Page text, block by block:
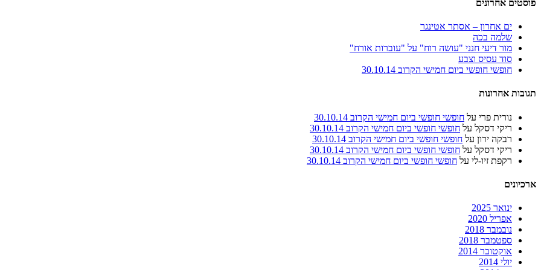
פוסטים אחרונים
ים אחרון – אסתר אטינגר
שלמה בכה
מור דיעי חנני "עושה רוח" על "עוברות אורח"
סוד עסיס וצבע
חופשי חופשי ביום חמישי הקרוב 30.10.14
תגובות אחרונות
נורית פרי על חופשי חופשי ביום חמישי הקרוב 30.10.14
ריקי דסקל על חופשי חופשי ביום חמישי הקרוב 30.10.14
רבקה ירון על חופשי חופשי ביום חמישי הקרוב 30.10.14
ריקי דסקל על חופשי חופשי ביום חמישי הקרוב 30.10.14
רקפת זיו-לי על חופשי חופשי ביום חמישי הקרוב 30.10.14
ארכיונים
ינואר 2025
אפריל 2020
נובמבר 2018
ספטמבר 2018
אוקטובר 2014
יולי 2014